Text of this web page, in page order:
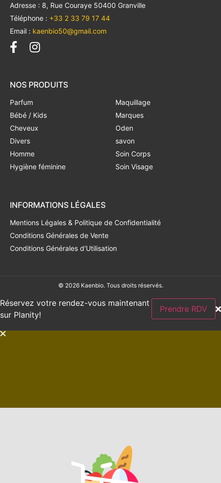
Adresse : 8, Rue Couraye 50400 Granville
Téléphone : +33 2 33 79 17 44
Email : kaenbio50@gmail.com
NOS PRODUITS
Parfum
Bébé / Kids
Cheveux
Divers
Homme
Hygiène féminine
Maquillage
Marques
Oden
savon
Soin Corps
Soin Visage
INFORMATIONS LÉGALES
Mentions Légales & Politique de Confidentialité
Conditions Générales de Vente
Conditions Générales d'Utilisation
© 2026 Kaenbio. Tous droits réservés.
Réservez votre rendez-vous maintenant
sur Planity!
Prendre RDV